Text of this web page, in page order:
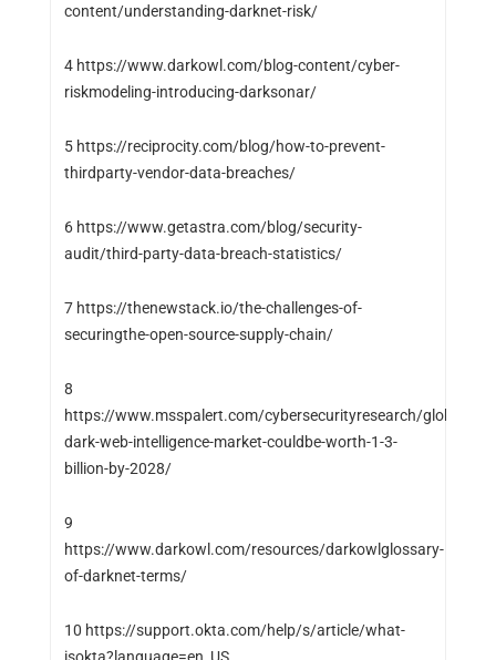
content/understanding-darknet-risk/
4 https://www.darkowl.com/blog-content/cyber-
riskmodeling-introducing-darksonar/
5 https://reciprocity.com/blog/how-to-prevent-
thirdparty-vendor-data-breaches/
6 https://www.getastra.com/blog/security-
audit/third-party-data-breach-statistics/
7 https://thenewstack.io/the-challenges-of-
securingthe-open-source-supply-chain/
8
https://www.msspalert.com/cybersecurityresearch/global-
dark-web-intelligence-market-couldbe-worth-1-3-
billion-by-2028/
9
https://www.darkowl.com/resources/darkowlglossary-
of-darknet-terms/
10 https://support.okta.com/help/s/article/what-